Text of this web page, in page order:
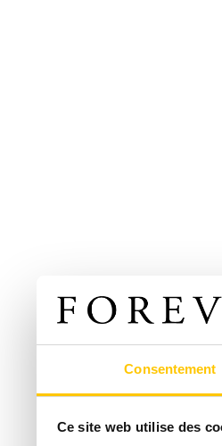
Consentement
Ce site web utilise des